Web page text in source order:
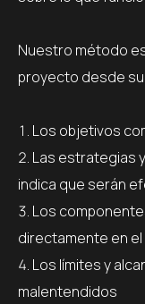
Nuestro método
proyecto desde
Los objetivos
Las estrategias
indica que serán
Los
directamente en
Los límites y
malentendidos